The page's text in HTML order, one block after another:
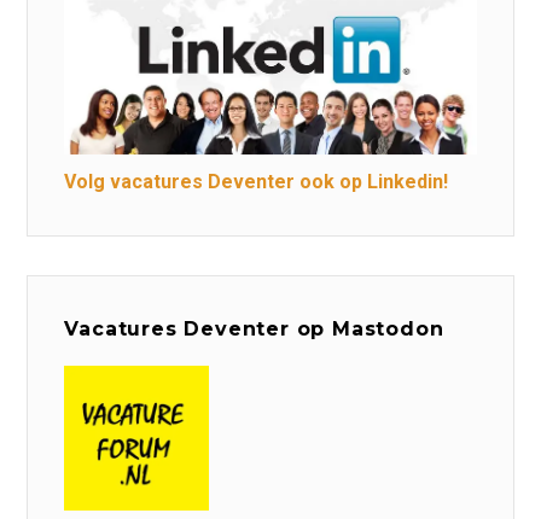
Volg vacatures Deventer ook op Linkedin!
Vacatures Deventer op Mastodon